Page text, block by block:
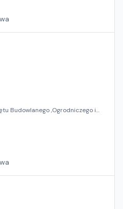
Budowlanego ,Ogrodniczego i